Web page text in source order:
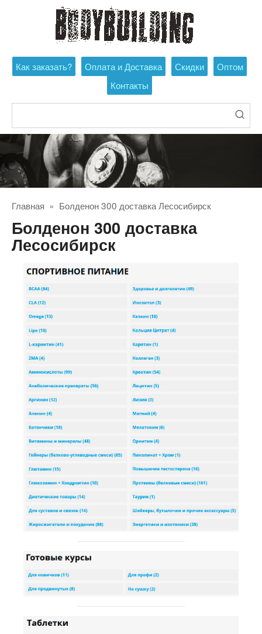
Как заказать? Оплата и Доставка Скидки
Оптом
Контакты
Главная » Болденон 300 доставка Лесосибирск
Болденон 300 доставка
Лесосибирск